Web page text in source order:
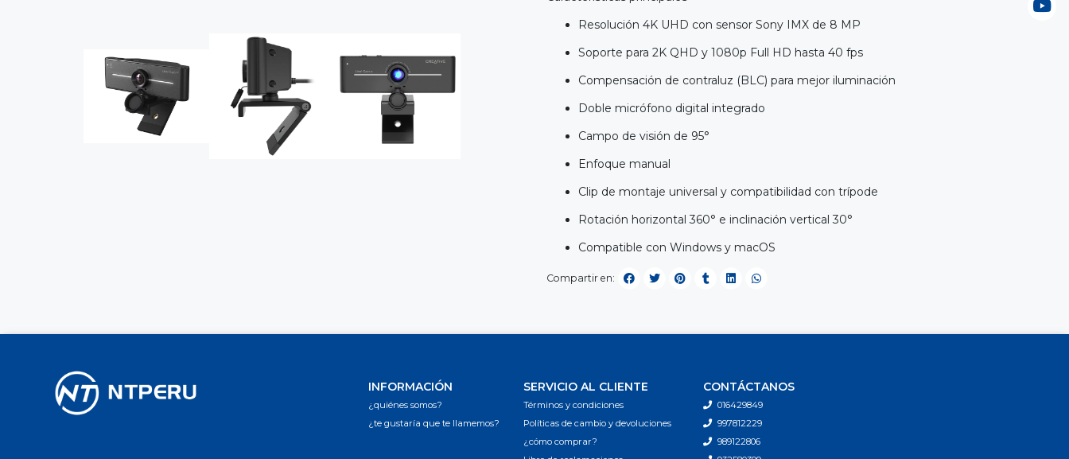
Resolución 4K UHD con sensor Sony IMX de 8 MP
Soporte para 2K QHD y 1080p Full HD hasta 40 fps
Compensación de contraluz (BLC) para mejor iluminación
Doble micrófono digital integrado
Campo de visión de 95°
Enfoque manual
Clip de montaje universal y compatibilidad con trípode
Rotación horizontal 360° e inclinación vertical 30°
Compatible con Windows y macOS
Compartir en:
INFORMACIÓN
¿quiénes somos?
¿te gustaría que te llamemos?
SERVICIO AL CLIENTE
Términos y condiciones
Políticas de cambio y devoluciones
¿cómo comprar?
CONTÁCTANOS
016429849
997812229
989122806